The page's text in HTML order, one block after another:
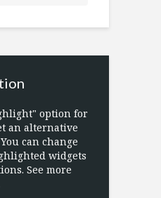
option for
an alternative
can change
widgets
See more